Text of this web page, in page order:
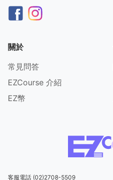
關於
常見問答
EZCourse 介紹
EZ幣
客服電話 (02)2708-5509